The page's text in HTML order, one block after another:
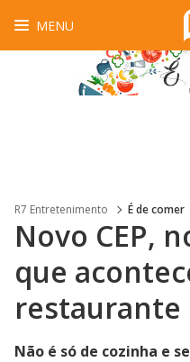
MENU
R7 Entretenimento É de comer
Novo CEP,
que
restaurante
Não é só de cozinha e